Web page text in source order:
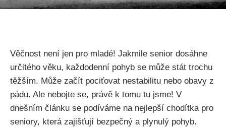
Věčnost⁣ není jen pro mladé! Jakmile senior‌ dosáhne
určitého věku, každodenní pohyb se může stát trochu
těžším. Může začít pociťovat nestabilitu ‍nebo obavy z
pádu. Ale ‍nebojte se, ​právě k‌ tomu tu jsme! V
dnešním článku⁤ se podíváme na nejlepší chodítka pro
‌seniory, která zajišťují bezpečný a ⁤plynulý pohyb.